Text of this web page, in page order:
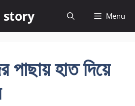
story Menu
পাছায় হাত দিয়ে